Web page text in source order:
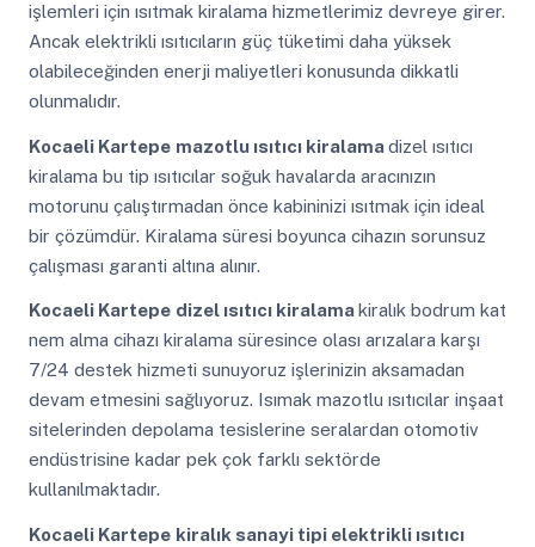
işlemleri için ısıtmak kiralama hizmetlerimiz devreye girer.
Ancak elektrikli ısıtıcıların güç tüketimi daha yüksek
olabileceğinden enerji maliyetleri konusunda dikkatli
olunmalıdır.
Kocaeli Kartepe mazotlu ısıtıcı kiralamadizel ısıtıcı
kiralama bu tip ısıtıcılar soğuk havalarda aracınızın
motorunu çalıştırmadan önce kabininizi ısıtmak için ideal
bir çözümdür. Kiralama süresi boyunca cihazın sorunsuz
çalışması garanti altına alınır.
Kocaeli Kartepe dizel ısıtıcı kiralama kiralık bodrum kat
nem alma cihazı kiralama süresince olası arızalara karşı
7/24 destek hizmeti sunuyoruz işlerinizin aksamadan
devam etmesini sağlıyoruz. Isımak mazotlu ısıtıcılar inşaat
sitelerinden depolama tesislerine seralardan otomotiv
endüstrisine kadar pek çok farklı sektörde
kullanılmaktadır.
Kocaeli Kartepe kiralık sanayi tipi elektrikli ısıtıcı